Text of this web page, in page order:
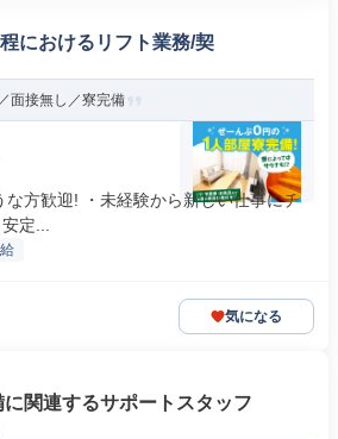
におけるリフト業務/契
面接無し／寮完備
な方歓迎! ・未経験から新しい仕事にチ
定...
気になる
関連するサポートスタッフ